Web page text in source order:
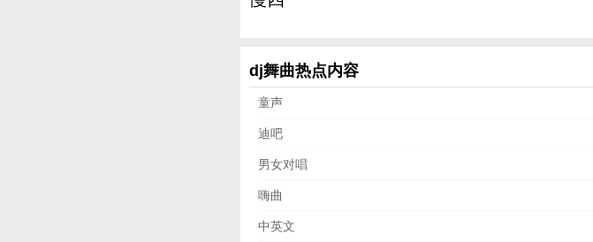
dj舞曲热点内容
童声
迪吧
男女对唱
嗨曲
中英文